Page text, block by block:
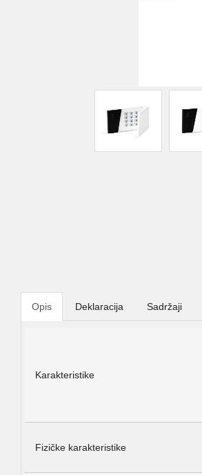
Opis Deklaracija Sadržaji
Karakteristike
Fizičke karakteristike